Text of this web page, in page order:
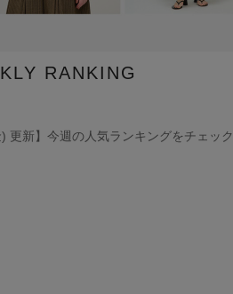
RANKING
) 更新】今週の人気ランキングをチェック